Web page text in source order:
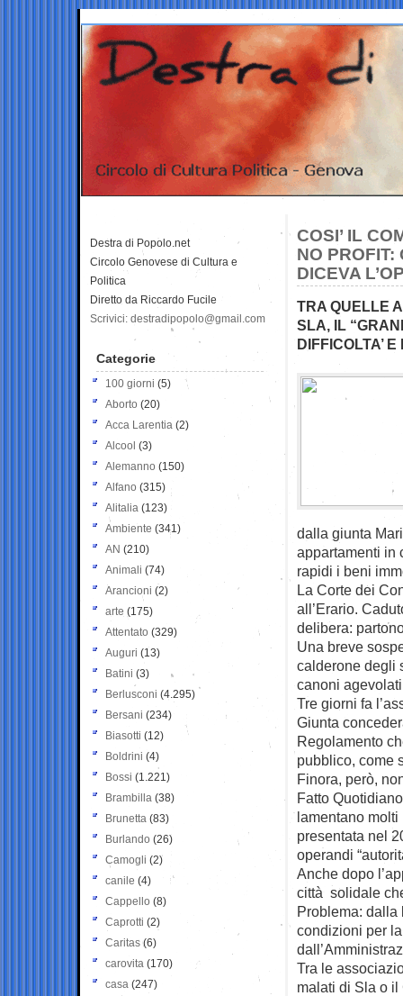
COSI’ IL
NO PROFIT:
DICEVA
TRA QUELLE
SLA, IL
DIFFICOLTA’
dalla giunta
appartamenti in
rapidi i beni
La Corte dei
all’Erario.
delibera:
Una breve
calderone degli
canoni
Tre giorni fa
Giunta
Regolamento
pubblico, come
Finora, però,
Fatto
lamentano
presentata nel
operandi
Anche dopo
città solidale
Problema: dalla
condizioni per
Tra le
malati di Sla o il
Destra di Popolo.net
Circolo Genovese di Cultura e
Politica
Diretto da Riccardo Fucile
Scrivici: destradipopolo@gmail.com
Categorie
100 giorni (5)
Aborto (20)
Acca Larentia (2)
Alcool (3)
Alemanno (150)
Alfano (315)
Alitalia (123)
Ambiente (341)
AN (210)
Animali (74)
Arancioni (2)
arte (175)
Attentato (329)
Auguri (13)
Batini (3)
Berlusconi (4.295)
Bersani (234)
Biasotti (12)
Boldrini (4)
Bossi (1.221)
Brambilla (38)
Brunetta (83)
Burlando (26)
Camogli (2)
canile (4)
Cappello (8)
Caprotti (2)
Caritas (6)
carovita (170)
casa (247)